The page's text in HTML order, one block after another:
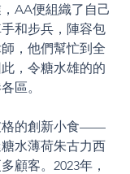
AA便組織了自己
和步兵，陣容包
，他們幫忙到全
，令糖水雄的的
區。
格的創新小食——
水薄荷朱古力西
顧客。2023年，